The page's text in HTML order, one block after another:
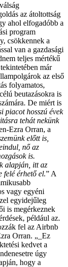
az átoltottság
ahol elfogadóbb a
program
csökkennek a
van a gazdasági
teljes mértékű
már
az első
folyamatos,
beutazásokra is
De miért is
piacot hosszú évek
tehát nekünk
Ezra Orran, a
előtt is,
nő az
is.
alapján, itt az
felé érhető el.” A
vagy egyéni
egyidejűleg
is megérkeznek
például az.
fel az Airbnb
Orran. „_Ez
kedvet a
úgy
hogy a